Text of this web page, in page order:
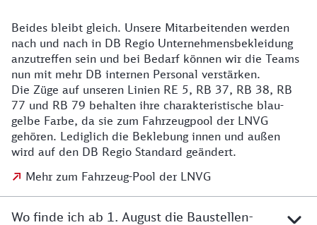
Details zu den Mitarbeitenden
Beides bleibt gleich. Unsere Mitarbeitenden werden
nach und nach in DB Regio Unternehmensbekleidung
anzutreffen sein und bei Bedarf können wir die Teams
nun mit mehr DB internen Personal verstärken.
Die Züge auf unseren Linien RE 5, RB 37, RB 38, RB
77 und RB 79 behalten ihre charakteristische blau-
gelbe Farbe, da sie zum Fahrzeugpool der LNVG
gehören. Lediglich die Beklebung innen und außen
wird auf den DB Regio Standard geändert.
Mehr zum Fahrzeug-Pool der LNVG
Wo finde ich ab 1. August die Baustellen-